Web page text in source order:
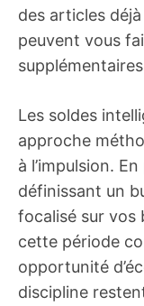
des articles
peuvent vous
Les soldes
approche
à l’impulsion.
définissant un
focalisé sur vos
cette période
opportunité
discipline